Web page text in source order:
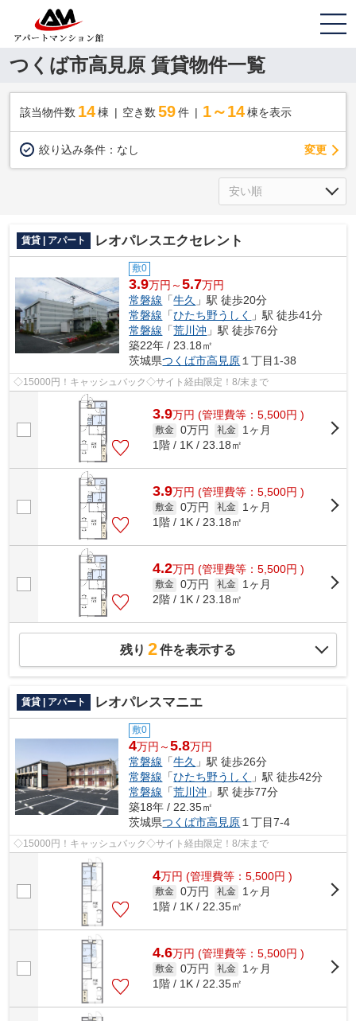
つくば市高見原 賃貸物件一覧
該当物件数 14棟 空き数 59 件 1～14 棟を表示
絞り込み条件： なし 変更
賃貸 | アパート レオパレスエクセレント
敷0
3.9万円～5.7万円
常磐線 「牛久 」駅 徒歩20分
常磐線 「ひたち野うしく
」駅 徒歩41分
常磐線 「荒川沖 」駅 徒歩76分
築22年 / 23.18㎡
茨城県つくば市高見原 １丁目1-38
◇15000円！キャッシュバック◇サイト経由限定！8/末まで
3.9万円 (管理費等：5,500円 )
敷金 0万円 礼金
1ヶ月
1階 / 1K / 23.18㎡
3.9万円 (管理費等：5,500円 )
敷金 0万円 礼金
1ヶ月
1階 / 1K / 23.18㎡
4.2万円 (管理費等：5,500円 )
敷金 0万円 礼金
1ヶ月
2階 / 1K / 23.18㎡
残り 2件を表示する
賃貸 | アパート レオパレスマニエ
敷0
4万円～5.8万円
常磐線 「牛久 」駅 徒歩26分
常磐線 「ひたち野うしく
」駅 徒歩42分
常磐線 「荒川沖 」駅 徒歩77分
築18年 / 22.35㎡
茨城県つくば市高見原 １丁目7-4
◇15000円！キャッシュバック◇サイト経由限定！8/末まで
4万円 (管理費等：5,500円 )
敷金 0万円 礼金
1ヶ月
1階 / 1K / 22.35㎡
4.6万円 (管理費等：5,500円 )
敷金 0万円 礼金
1ヶ月
1階 / 1K / 22.35㎡